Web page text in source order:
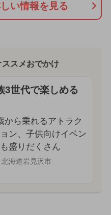
い情報を見る
スメおでかけ
3世代で楽しめる
から乗れるアトラク
ン、子供向けイベン
も盛りだくさん
北海道岩見沢市